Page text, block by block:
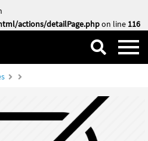
actions/detailPage.phpon line 116